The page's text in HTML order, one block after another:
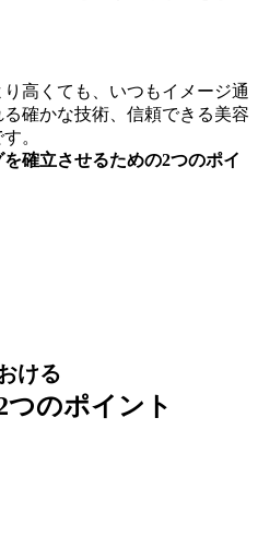
高くても、いつもイメージ通
確かな技術、信頼できる美容
。
確立させるための2つのポイ
ける
のポイント